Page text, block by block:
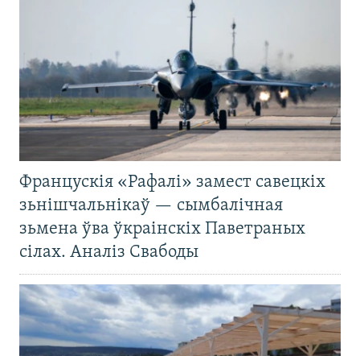
Францускія «Рафалі» замест савецкіх
зьнішчальнікаў — сымбалічная
зьмена ўва ўкраінскіх Паветраных
сілах. Аналіз Свабоды